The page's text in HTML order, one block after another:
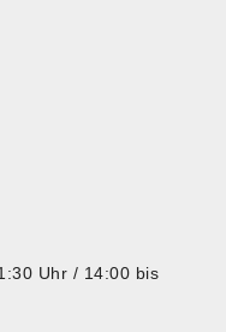
Uhr / 14:00 bis